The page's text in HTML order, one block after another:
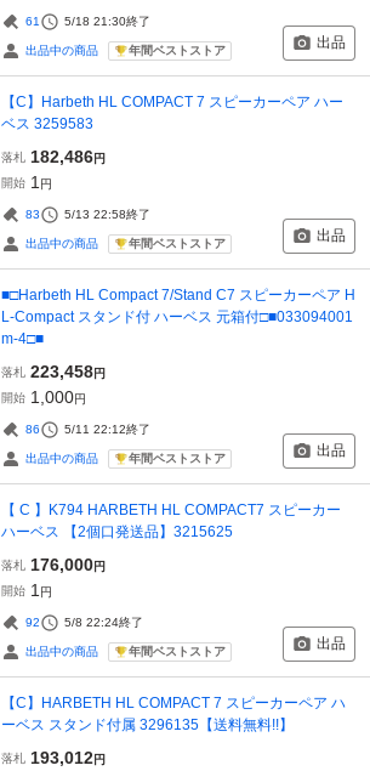
61 5/18 21:30終了
出品中の商品 年間ベストストア 出品
【C】Harbeth HL COMPACT 7 スピーカーペア ハー
ベス 3259583
落札 182,486円
開始 1 円
83 5/13 22:58終了
出品中の商品 年間ベストストア 出品
■□Harbeth HL Compact 7/Stand C7 スピーカーペア H
L-Compact スタンド付 ハーベス 元箱付□■033094001
m-4□■
落札 223,458円
開始 1,000円
86 5/11 22:12終了
出品中の商品 年間ベストストア 出品
【 C 】K794 HARBETH HL COMPACT7 スピーカー
ハーベス 【2個口発送品】3215625
落札 176,000円
開始 1 円
92 5/8 22:24終了
出品中の商品 年間ベストストア 出品
【C】HARBETH HL COMPACT 7 スピーカーペア ハ
ーベス スタンド付属 3296135【送料無料!!】
落札 193,012円